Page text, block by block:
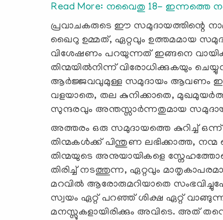
Read More: നവൈതു 18- ഇന്നത്തെ
പ്രവാചകരുടെ ഈ സമുദായത്തിന്റെ
ഖൈറു ഉമ്മത്, ഏറ്റവും ഉത്തമമായ
വിശേഷണം പറയുന്നത് ഇങ്ങനെ
തിന്മയില്‍നിന്ന് വിരോധിക്കുകയും
ആര്‍ജ്ജവവുമുള്ള സമുദായം ആവണം ഇത്
വളയാതെ, തല കുനിക്കാതെ,
സുന്ദരവും അന്തസ്സാര്‍ന്നതുമായ
അത്തരം ഒരു സമുദായത്തെ കുറിച്ച്
തിന്മകള്‍ക്ക് പിന്തുണ ലഭിക്കാത്ത, നന്മ
തിന്മയുടെ അനുയായികളെ
തിരിച്ച് നടത്തുന്ന, ഏറ്റവും
മറവില്‍ ആരോരുമറിയാതെ
സ്വയം ഏറ്റ് പറഞ്ഞ് ശിക്ഷ ഏറ്റ്
മനസ്സുകളായിരിക്കും അവിടെ. അത്